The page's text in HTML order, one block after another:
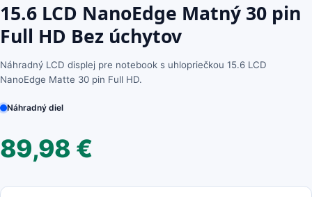
15.6 LCD NanoEdge Matný 30 pin
Full HD Bez úchytov
Náhradný LCD displej pre notebook s uhlopriečkou 15.6 LCD
NanoEdge Matte 30 pin Full HD.
Náhradný diel
89,98 €
Množstvo
množstvo